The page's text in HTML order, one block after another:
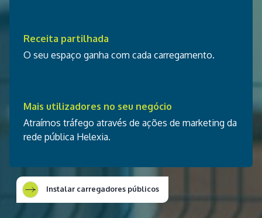
Receita partilhada
O seu espaço ganha com cada carregamento.
Mais utilizadores no seu negócio
Atraímos tráfego através de ações de marketing da
rede pública Helexia.
Instalar carregadores públicos